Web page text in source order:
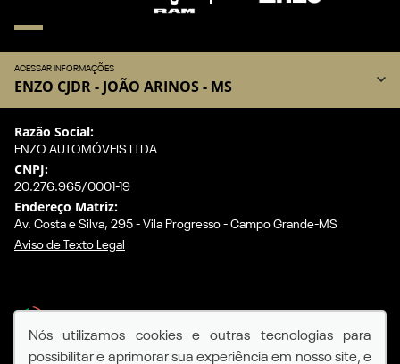
ACESSAR INFORMAÇÕES
ENZO CJDR - JOÃO ARINOS - MS
Razão Social:
ENZO AUTOMÓVEIS LTDA
CNPJ:
20.276.965/0001-19
Endereço Matriz:
Av. Costa e Silva, 295 - Vila Progresso - Campo Grande-MS
Aviso de Texto Legal
Desacelere. Seu bem maior é a vida.
Nós utilizamos cookies e outras tecnologias para
possibilitar e aprimorar sua experiência em nosso site, e